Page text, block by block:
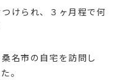
けられ、３ヶ月程で何
名市の自宅を訪問し
。